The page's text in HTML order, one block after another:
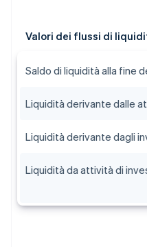
Valori dei flussi di
Saldo di liquidità alla fine
Liquidità derivante dalle
Liquidità derivante dagli
Liquidità da attività di